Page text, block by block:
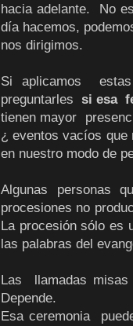
hacia adelante. No
día hacemos,
nos dirigimos.
Si aplicamos
preguntarlessi esa
tienen mayor
¿ eventos vacíos que
en nuestro modo de
Algunas personas
procesiones no
La procesión sólo es
las palabras del
Las llamadas
Depende.
Esa ceremonia